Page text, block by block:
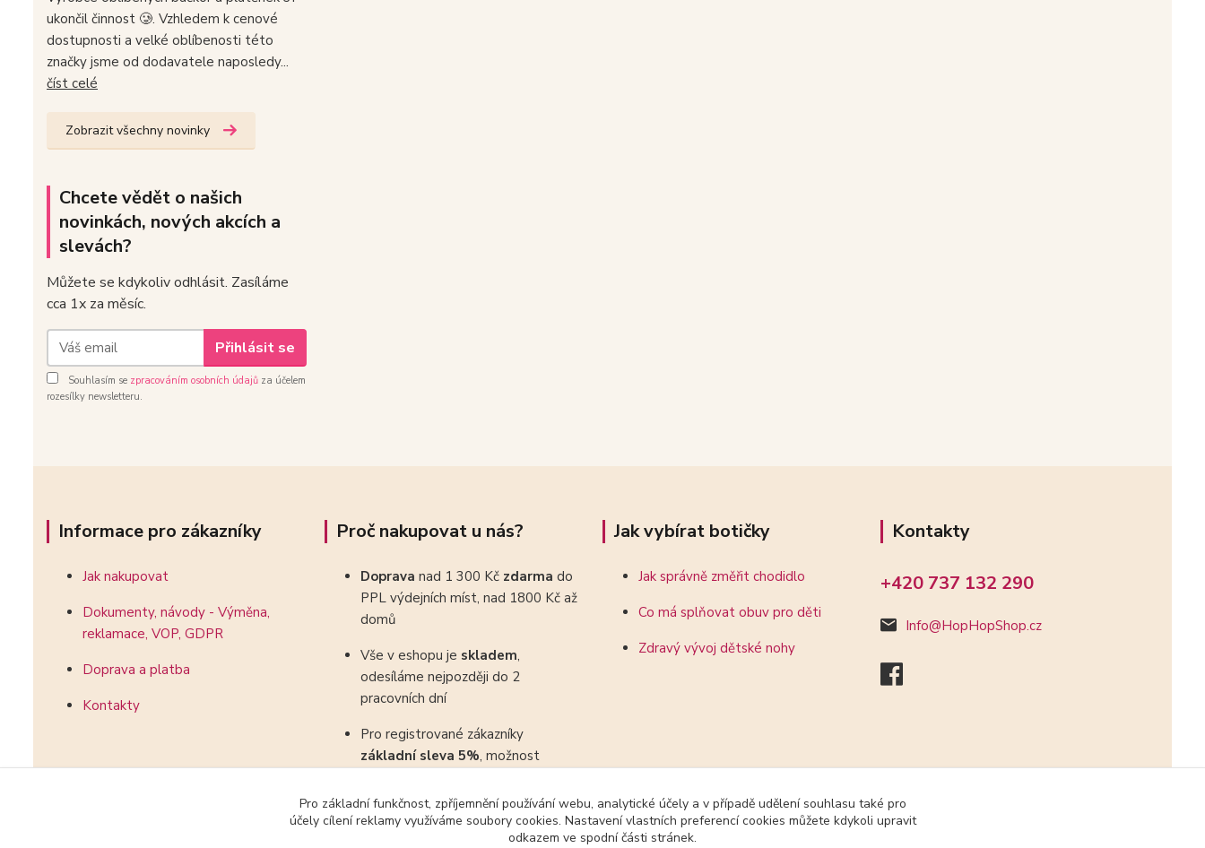
ukončil činnost 🥲. Vzhledem k cenové
dostupnosti a velké oblíbenosti této
značky jsme od dodavatele naposledy...
číst celé
Zobrazit všechny novinky
Chcete vědět o našich
novinkách, nových akcích a
slevách?
Můžete se kdykoliv odhlásit. Zasíláme
cca 1x za měsíc.
Přihlásit se
Souhlasím se zpracováním osobních údajů za účelem
rozesílky newsletteru.
Informace pro zákazníky
Jak nakupovat
Dokumenty, návody - Výměna,
reklamace, VOP, GDPR
Doprava a platba
Kontakty
Proč nakupovat u nás?
Doprava nad 1 300 Kč zdarma do
PPL výdejních míst, nad 1800 Kč až
domů
Vše v eshopu je skladem,
odesíláme nejpozději do 2
pracovních dní
Pro registrované zákazníky
základní sleva 5%, možnost
Jak vybírat botičky
Jak správně změřit chodidlo
Co má splňovat obuv pro děti
Zdravý vývoj dětské nohy
Kontakty
+420 737 132 290
Info@HopHopShop.cz
Pro základní funkčnost, zpříjemnění používání webu, analytické účely a v případě udělení souhlasu také pro
účely cílení reklamy využíváme soubory cookies. Nastavení vlastních preferencí cookies můžete kdykoli upravit
odkazem ve spodní části stránek.